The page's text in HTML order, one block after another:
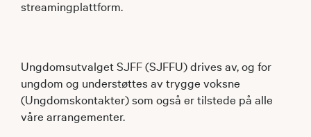
streamingplattform.
Ungdomsutvalget SJFF (SJFFU) drives av, og for
ungdom og understøttes av trygge voksne
(Ungdomskontakter) som også er tilstede på alle
våre arrangementer.